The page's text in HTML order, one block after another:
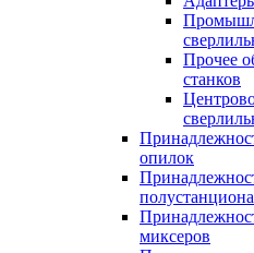
Прочее
станков
опилок
миксеров